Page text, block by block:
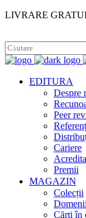
LIVRARE
EDITURA
Despre
Peer
Cariere
Premii
MAGAZIN
Colecții
Domenii
Cărţi în